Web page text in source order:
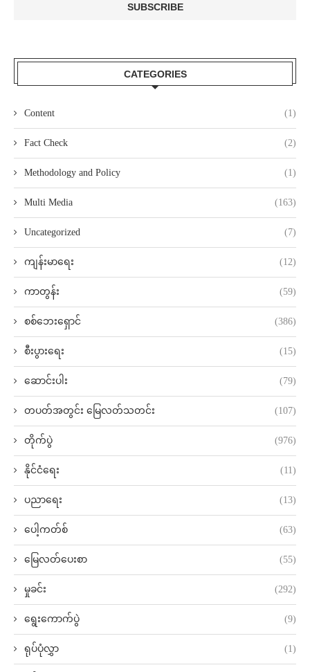
CATEGORIES
Content (1)
Fact Check (2)
Methodology and Policy (1)
Multi Media (163)
Uncategorized (7)
ကျန်းမာရေး (12)
ကာတွန်း (59)
စစ်ဘေးရှောင် (386)
စီးပွားရေး (15)
ဆောင်းပါး (79)
တပတ်အတွင်း မြေလတ်သတင်း (107)
တိုက်ပွဲ (976)
နိုင်ငံရေး (11)
ပညာရေး (13)
ပေါ့ကတ်စ် (63)
မြေလတ်ပေးစာ (55)
မှုခင်း (292)
ရွေးကောက်ပွဲ (9)
ရုပ်ပုံလွှာ (1)